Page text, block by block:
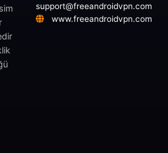
support@freeandroidvpn.com
www.freeandroidvpn.com